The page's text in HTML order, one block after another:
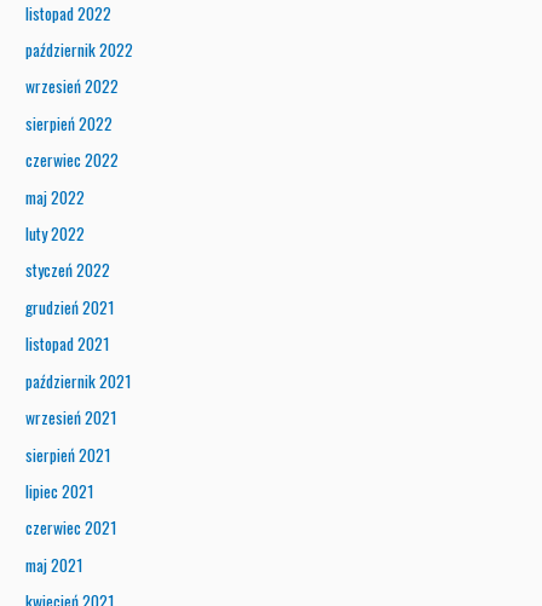
listopad 2022
październik 2022
wrzesień 2022
sierpień 2022
czerwiec 2022
maj 2022
luty 2022
styczeń 2022
grudzień 2021
listopad 2021
październik 2021
wrzesień 2021
sierpień 2021
lipiec 2021
czerwiec 2021
maj 2021